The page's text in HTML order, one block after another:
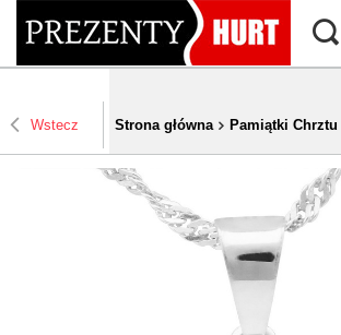
Wstecz Strona główna Pamiątki Chrztu